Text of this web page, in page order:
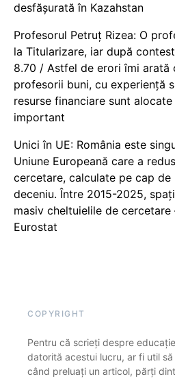
desfășurată în Kazahstan
Profesorul Petruț Rizea: O
la Titularizare, iar după
8.70 / Astfel de erori îmi arată
profesorii buni, cu experiență
resurse financiare sunt
important
Unici în UE: România este
Uniune Europeană care a
cercetare, calculate pe cap
deceniu. Între 2015-2025,
masiv cheltuielile de cercetare
Eurostat
COPYRIGHT
Pentru că scrieți despre
datorită acestui lucru, ar fi util
când preluați un articol, părți